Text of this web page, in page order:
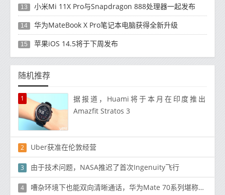
13 小米Mi 11X Pro与Snapdragon 888处理器一起发布
14 华为MateBook X Pro笔记本电脑获得全新升级
15 苹果iOS 14.5将于下周发布
随机推荐
1
据报道，Huami将于本月在印度推出
Amazfit Stratos 3
2 Uber获准在伦敦经营
3 由于技术问题，NASA推迟了首次Ingenuity飞行
4 嘈杂环境下也能双向清晰通话，华为Mate 70系列堪称春节通话神器